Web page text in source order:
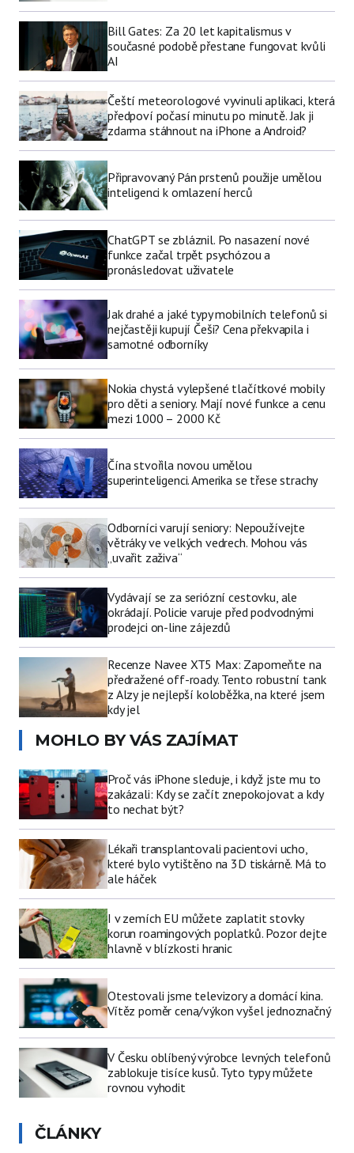
Bill Gates: Za 20 let kapitalismus v
současné podobě přestane fungovat kvůli
AI
Čeští meteorologové vyvinuli aplikaci, která
předpoví počasí minutu po minutě. Jak ji
zdarma stáhnout na iPhone a Android?
Připravovaný Pán prstenů použije umělou
inteligenci k omlazení herců
ChatGPT se zbláznil. Po nasazení nové
funkce začal trpět psychózou a
pronásledovat uživatele
Jak drahé a jaké typy mobilních telefonů si
nejčastěji kupují Češi? Cena překvapila i
samotné odborníky
Nokia chystá vylepšené tlačítkové mobily
pro děti a seniory. Mají nové funkce a cenu
mezi 1000 – 2000 Kč
Čína stvořila novou umělou
superinteligenci. Amerika se třese strachy
Odborníci varují seniory: Nepoužívejte
větráky ve velkých vedrech. Mohou vás
„uvařit zaživa“
Vydávají se za seriózní cestovku, ale
okrádají. Policie varuje před podvodnými
prodejci on-line zájezdů
Recenze Navee XT5 Max: Zapomeňte na
předražené off-roady. Tento robustní tank
z Alzy je nejlepší koloběžka, na které jsem
kdy jel
MOHLO BY VÁS ZAJÍMAT
Proč vás iPhone sleduje, i když jste mu to
zakázali: Kdy se začít znepokojovat a kdy
to nechat být?
Lékaři transplantovali pacientovi ucho,
které bylo vytištěno na 3D tiskárně. Má to
ale háček
I v zemích EU můžete zaplatit stovky
korun roamingových poplatků. Pozor dejte
hlavně v blízkosti hranic
Otestovali jsme televizory a domácí kina.
Vítěz poměr cena/výkon vyšel jednoznačný
V Česku oblíbený výrobce levných telefonů
zablokuje tisíce kusů. Tyto typy můžete
rovnou vyhodit
ČLÁNKY